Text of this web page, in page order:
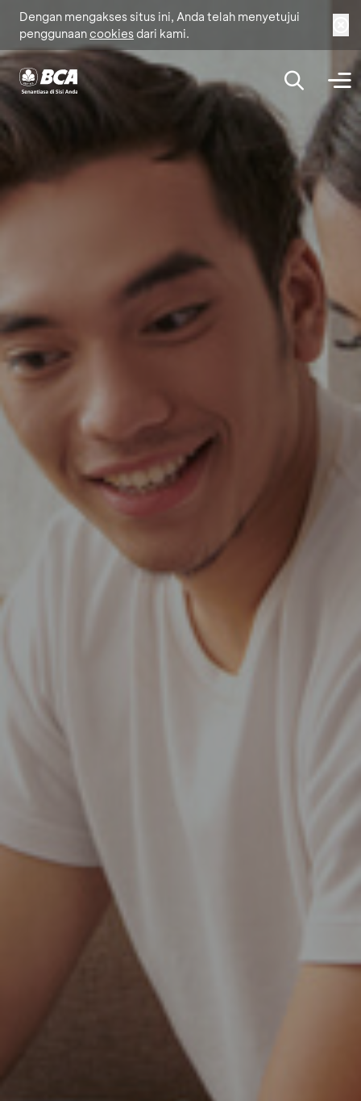
Dengan mengakses situs ini, Anda telah menyetujui
penggunaan cookies dari kami.